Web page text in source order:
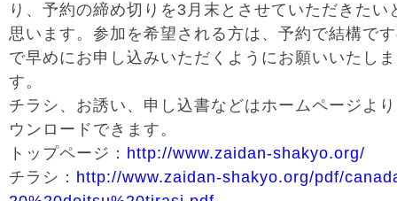
り、予約の締め切りを3月末とさせていただきたい
思います。参加を希望される方は、予約で結構で
で早めにお申し込みいただくようにお願いいたしま
す。
チラシ、お誘い、申し込書などはホームページよ
ウンロードできます。
トップページ： http://www.zaidan-shakyo.org/
チラシ： http://www.zaidan-shakyo.org/pdf/